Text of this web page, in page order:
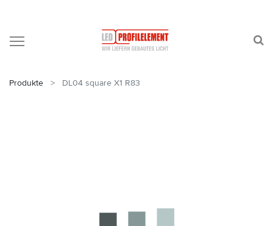
Produkte DL04 square X1 R83